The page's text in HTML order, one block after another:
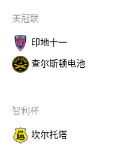
美冠联
印地十一
查尔斯顿电池
智利杯
坎尔托塔